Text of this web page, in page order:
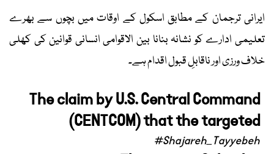
ایرانی ترجمان کے مطابق اسکول کے اوقات میں بچوں سے بھرے
تعلیمی ادارے کو نشانہ بنانا بین الاقوامی انسانی قوانین کی کھلی
خلاف ورزی اور ناقابلِ قبول اقدام ہے۔
The claim by U.S. Central Command
(CENTCOM) that the targeted
#Shajareh_Tayyebeh